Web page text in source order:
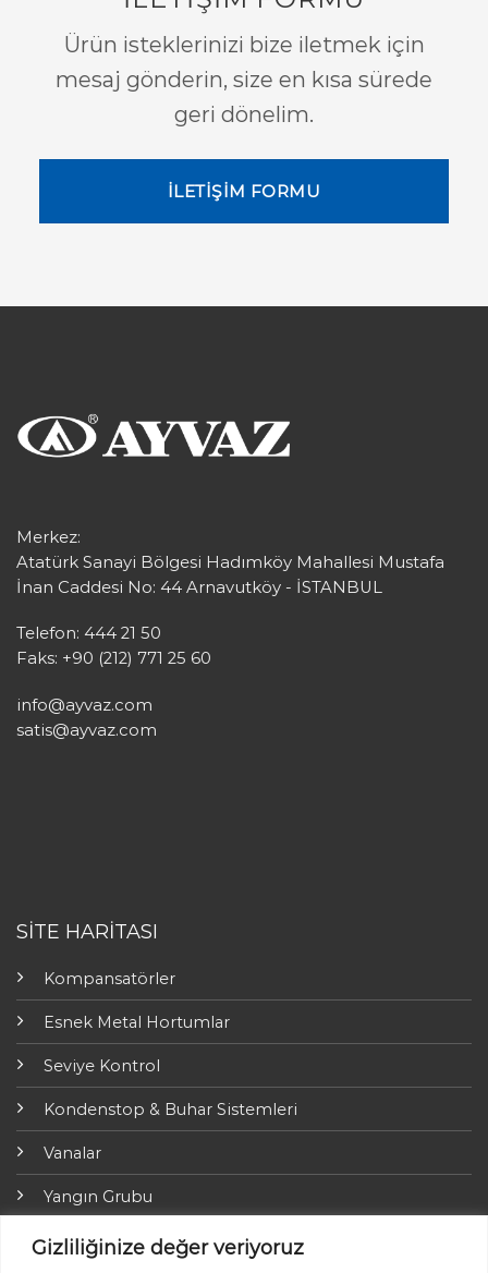
Gizliliğinize değer veriyoruz
Ürün isteklerinizi bize iletmek için
mesaj gönderin, size en kısa sürede
geri dönelim.
İLETİŞİM FORMU
Merkez:
Atatürk Sanayi Bölgesi Hadımköy Mahallesi Mustafa
İnan Caddesi No: 44 Arnavutköy - İSTANBUL
Telefon: 444 21 50
Faks: +90 (212) 771 25 60
info@ayvaz.com
satis@ayvaz.com
SİTE HARİTASI
Kompansatörler
Esnek Metal Hortumlar
Seviye Kontrol
Kondenstop & Buhar Sistemleri
Vanalar
Yangın Grubu
ARI-Armaturen